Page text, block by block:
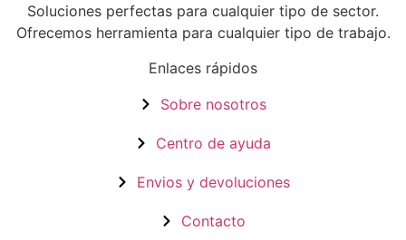
Soluciones perfectas para cualquier tipo de sector.
Ofrecemos herramienta para cualquier tipo de trabajo.
Enlaces rápidos
Sobre nosotros
Centro de ayuda
Envios y devoluciones
Contacto